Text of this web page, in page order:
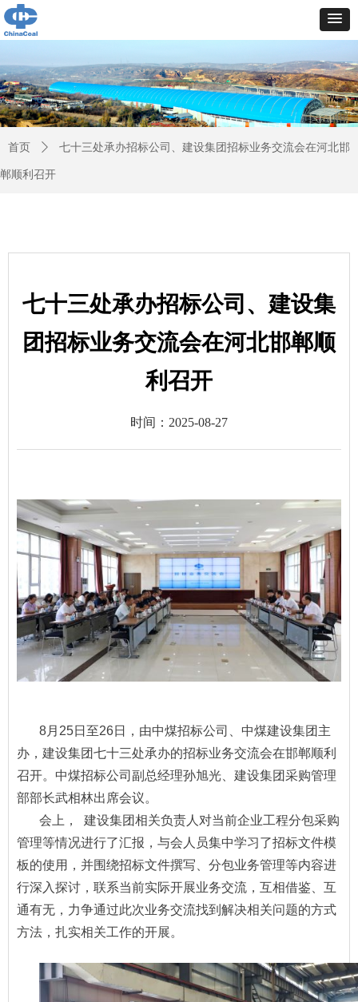
首页 ꄲ 七十三处承办招标公司、建设集团招标业务交流会在河北邯
郸顺利召开
七十三处承办招标公司、建设集
团招标业务交流会在河北邯郸顺
利召开
8月25日至26日，由中煤招标公司、中煤建设集团主
办，建设集团七十三处承办的招标业务交流会在邯郸顺利
召开。中煤招标公司副总经理孙旭光、建设集团采购管理
部部长武相林出席会议。
会上， 建设集团相关负责人对当前企业工程分包采购
管理等情况进行了汇报，与会人员集中学习了招标文件模
板的使用，并围绕招标文件撰写、分包业务管理等内容进
行深入探讨，联系当前实际开展业务交流，互相借鉴、互
通有无，力争通过此次业务交流找到解决相关问题的方式
方法，扎实相关工作的开展。
时间： 2025-08-27